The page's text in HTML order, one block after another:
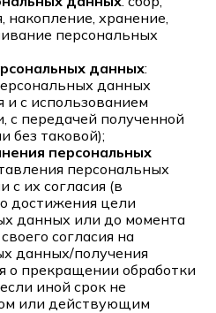
накопление, хранение,
персональных
данных:
данных
и с использованием
с передачей полученной
без таковой);
персональных
персональных
с их согласия (в
достижения цели
данных или до момента
согласия на
данных/получения
о прекращении обработки
иной срок не
или действующим